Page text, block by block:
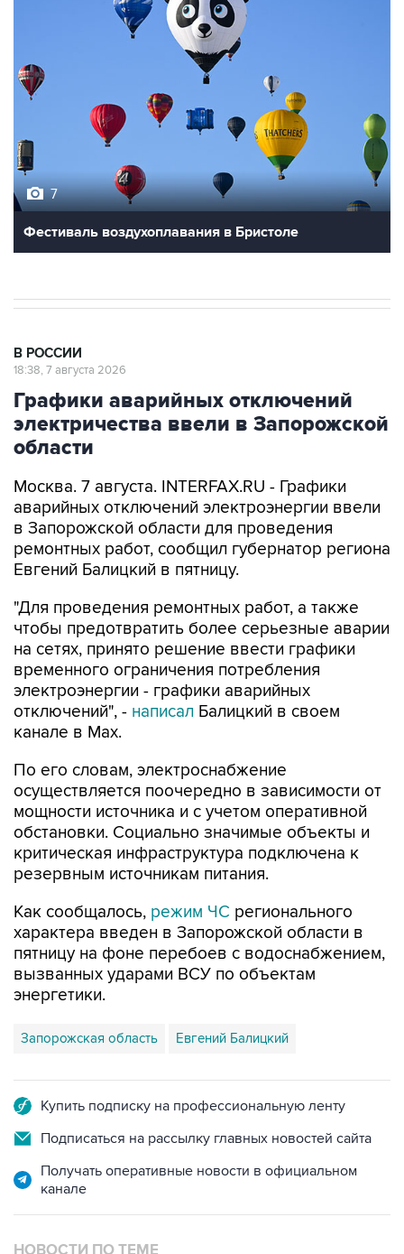
7
Фестиваль воздухоплавания в Бристоле
В РОССИИ
18:38, 7 августа 2026
Графики аварийных отключений
электричества ввели в Запорожской
области
Москва. 7 августа. INTERFAX.RU - Графики
аварийных отключений электроэнергии ввели
в Запорожской области для проведения
ремонтных работ, сообщил губернатор региона
Евгений Балицкий в пятницу.
"Для проведения ремонтных работ, а также
чтобы предотвратить более серьезные аварии
на сетях, принято решение ввести графики
временного ограничения потребления
электроэнергии - графики аварийных
отключений", - написал Балицкий в своем
канале в Max.
По его словам, электроснабжение
осуществляется поочередно в зависимости от
мощности источника и с учетом оперативной
обстановки. Социально значимые объекты и
критическая инфраструктура подключена к
резервным источникам питания.
Как сообщалось, режим ЧС регионального
характера введен в Запорожской области в
пятницу на фоне перебоев с водоснабжением,
вызванных ударами ВСУ по объектам
энергетики.
Запорожская область Евгений Балицкий
Купить подписку на профессиональную ленту
Подписаться на рассылку главных новостей сайта
Получать оперативные новости в официальном
канале
НОВОСТИ ПО ТЕМЕ